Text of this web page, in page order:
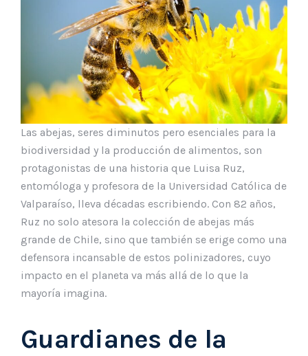
Las abejas, seres diminutos pero esenciales para la
biodiversidad y la producción de alimentos, son
protagonistas de una historia que Luisa Ruz,
entomóloga y profesora de la Universidad Católica de
Valparaíso, lleva décadas escribiendo. Con 82 años,
Ruz no solo atesora la colección de abejas más
grande de Chile, sino que también se erige como una
defensora incansable de estos polinizadores, cuyo
impacto en el planeta va más allá de lo que la
mayoría imagina.
Guardianes de la